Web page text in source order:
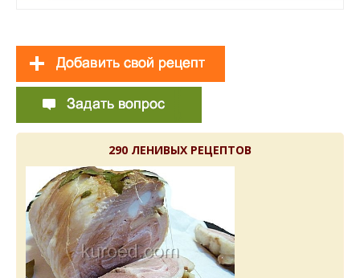
290 ЛЕНИВЫХ РЕЦЕПТОВ